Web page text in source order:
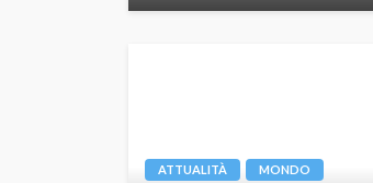
ATTUALITÀ MONDO